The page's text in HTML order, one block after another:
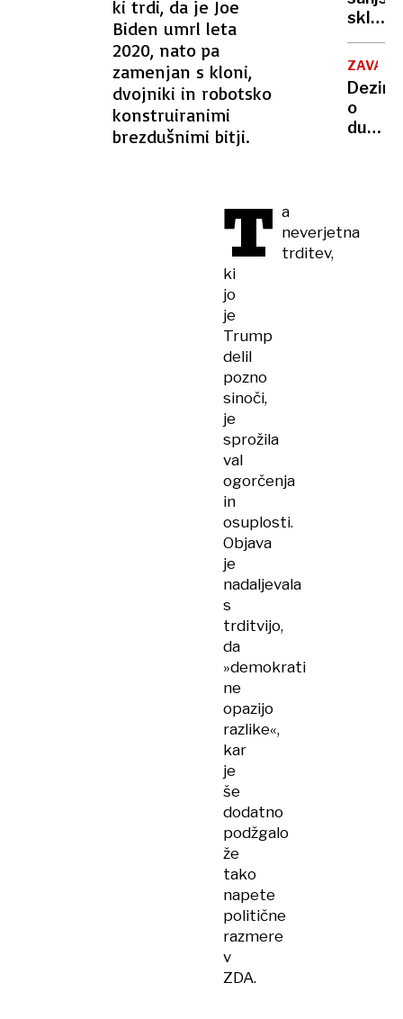
ki trdi, da je Joe
Biden umrl leta
2020, nato pa
zamenjan s kloni,
dvojniki in robotsko
konstruiranimi
brezdušnimi bitji.
T a
neverjetna
trditev,
ki
jo
je
Trump
delil
pozno
sinoči,
je
sprožila
val
ogorčenja
in
osuplosti.
Objava
je
nadaljevala
s
trditvijo,
da
»demokrati
ne
opazijo
razlike«,
kar
je
še
dodatno
podžgalo
že
tako
napete
politične
razmere
v
ZDA.
in
gradila
sklenil
sezono
o
kot